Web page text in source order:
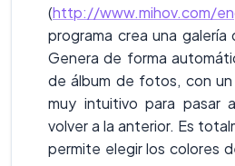
(http://www.mihov.com/
programa crea una
Genera de forma
de álbum de fotos, con
muy intuitivo para pasar
volver a la anterior. Es
permite elegir los colores